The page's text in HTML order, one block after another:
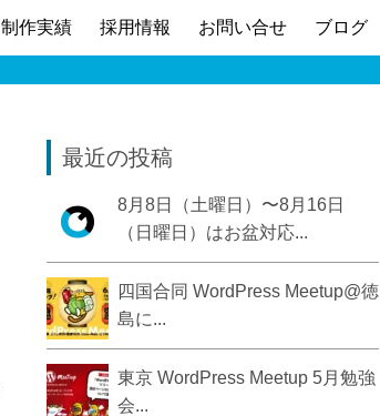
制作実績 採用情報 お問い合せ ブログ
最近の投稿
8月8日（土曜日）〜8月16日
（日曜日）はお盆対応...
四国合同 WordPress Meetup@徳
島に...
東京 WordPress Meetup 5月勉強
会...